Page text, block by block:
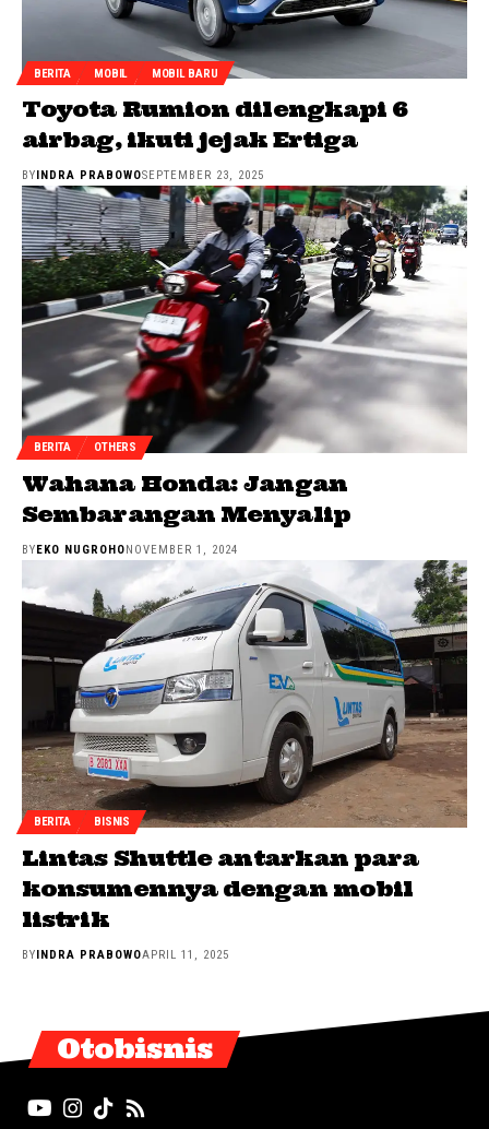
BERITA MOBIL MOBIL BARU
Toyota Rumion dilengkapi 6
airbag, ikuti jejak Ertiga
BYINDRA PRABOWOSEPTEMBER 23, 2025
BERITA OTHERS
Wahana Honda: Jangan
Sembarangan Menyalip
BYEKO NUGROHONOVEMBER 1, 2024
BERITA BISNIS
Lintas Shuttle antarkan para
konsumennya dengan mobil
listrik
BYINDRA PRABOWOAPRIL 11, 2025
Otobisnis